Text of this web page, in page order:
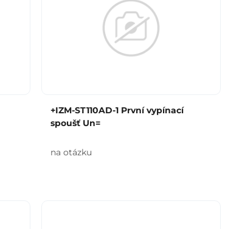
+IZM-ST110AD-1 První vypínací
spoušť Un=
na otázku